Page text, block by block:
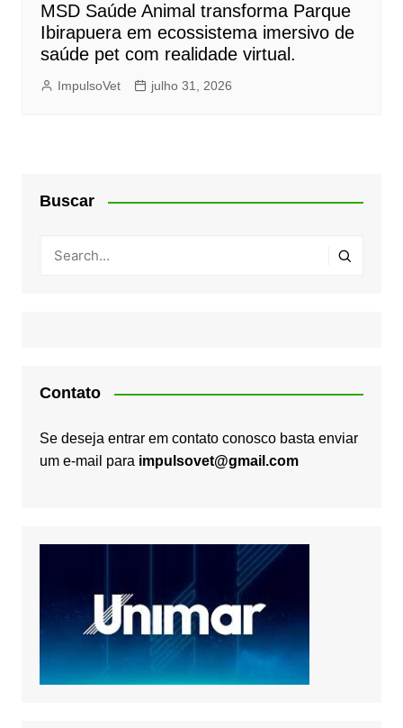
MSD Saúde Animal transforma Parque
Ibirapuera em ecossistema imersivo de
saúde pet com realidade virtual.
ImpulsoVet julho 31, 2026
Buscar
Contato
Se deseja entrar em contato conosco basta enviar
um e-mail para impulsovet@gmail.com